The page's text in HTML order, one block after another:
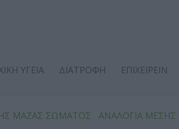
ΥΓΕΙΑ ΔΙΑΤΡΟΦΗ ΕΠΙΧΕΙΡΕΙΝ
ΜΑΖΑΣ ΣΩΜΑΤΟΣ
ΑΝΑΛΟΓΙΑ